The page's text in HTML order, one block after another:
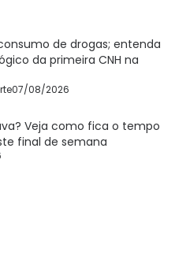
de drogas; entenda
da primeira CNH na
07/08/2026
Veja como fica o tempo
final de semana